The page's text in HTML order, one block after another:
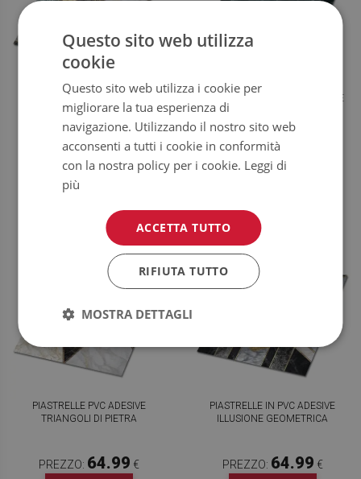
ASTRACTION
64.99
COMPRA
ORA
PIASTRELLE IN PVC IMITAZIONE
64.99
PIASTRELLE PVC ADESIVE
TRIANGOLI DI PIETRA
PREZZO: 64.99 €
PIASTRELLE IN PVC ADESIVE
ILLUSIONE GEOMETRICA
PREZZO: 64.99 €
Questo sito web utilizza
cookie
Questo sito web utilizza i cookie per
migliorare la tua esperienza di
navigazione. Utilizzando il nostro sito web
acconsenti a tutti i cookie in conformità
con la nostra policy per i cookie. Leggi di
più
ACCETTA TUTTO
RIFIUTA TUTTO
MOSTRA DETTAGLI